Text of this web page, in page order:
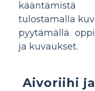
tulostamalla
pyytämällä
ja kuvaukset.
Aivoriihi